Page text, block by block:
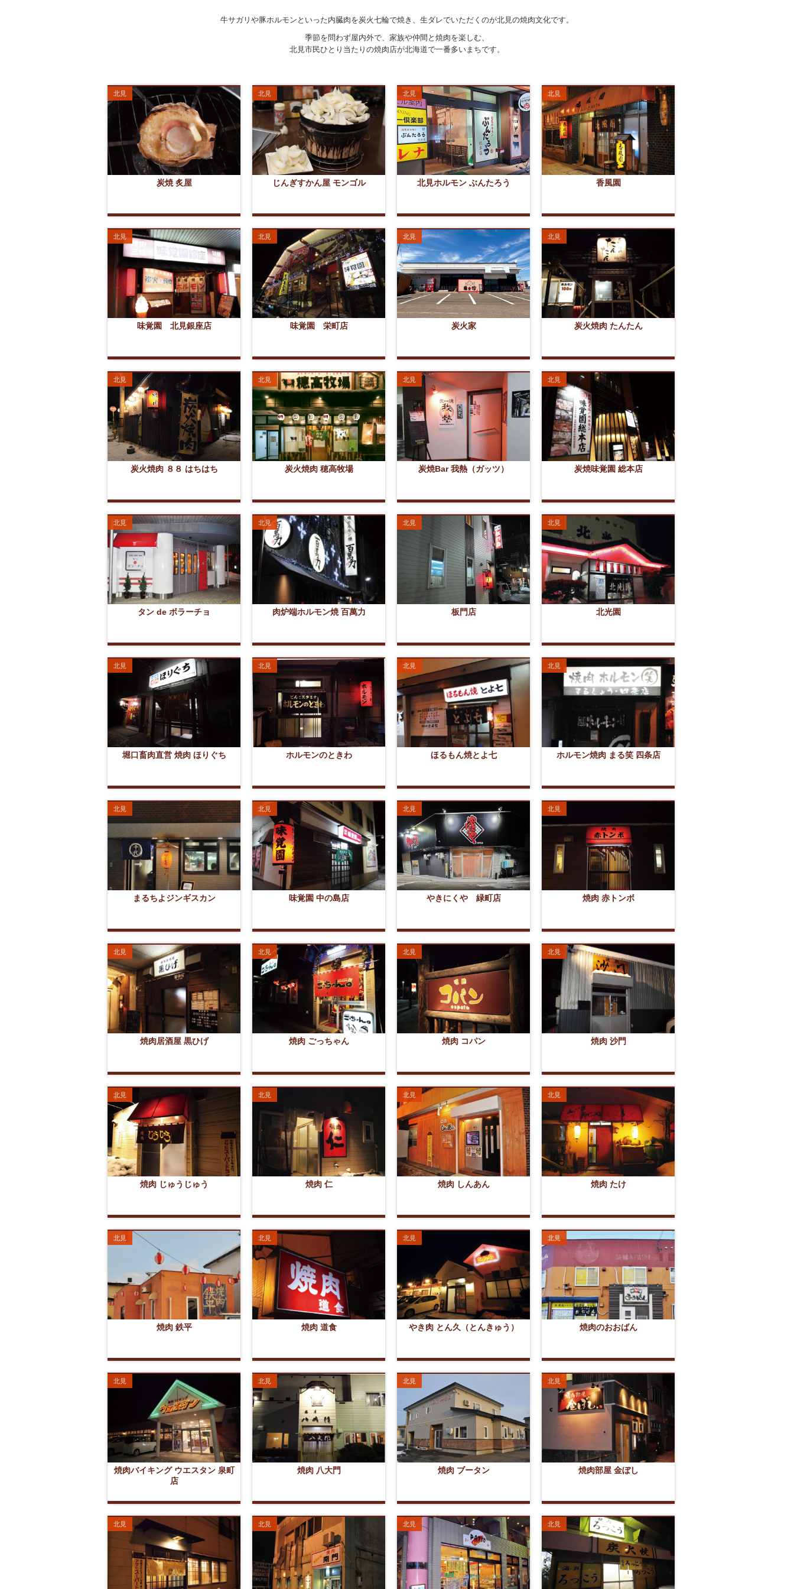
牛サガリや豚ホルモンといった内臓肉を炭火七輪で焼き、生ダレでいただくのが北見の焼肉文化です。
季節を問わず屋内外で、家族や仲間と焼肉を楽しむ、
北見市民ひとり当たりの焼肉店が北海道で一番多いまちです。
炭焼 炙屋
北見
じんぎすかん屋 モンゴル
北見
北見ホルモン ぶんたろう
北見
香風園
北見
味覚園 北見銀座店
北見
味覚園 栄町店
北見
炭火家
北見
炭火焼肉 たんたん
北見
炭火焼肉 ８８ はちはち
北見
炭火焼肉 穂高牧場
北見
炭焼Bar 我熱（ガッツ）
北見
炭焼味覚園 総本店
北見
タン de ボラーチョ
北見
肉炉端ホルモン焼 百萬力
北見
板門店
北見
北光園
北見
堀口畜肉直営 焼肉 ほりぐち
北見
ホルモンのときわ
北見
ほるもん焼とよ七
北見
ホルモン焼肉 まる笑 四条店
北見
まるちよジンギスカン
北見
味覚園 中の島店
北見
やきにくや 緑町店
北見
焼肉 赤トンボ
北見
焼肉居酒屋 黒ひげ
北見
焼肉 ごっちゃん
北見
焼肉 コパン
北見
焼肉 沙門
北見
焼肉 じゅうじゅう
北見
焼肉 仁
北見
焼肉 しんあん
北見
焼肉 たけ
北見
焼肉 鉄平
北見
焼肉 道食
北見
やき肉 とん久（とんきゅう）
北見
焼肉のおおばん
北見
焼肉バイキング ウエスタン 泉町
店
北見
焼肉 八大門
北見
焼肉 ブータン
北見
焼肉部屋 金ぼし
北見
北見 北見 北見 北見